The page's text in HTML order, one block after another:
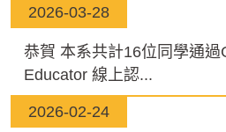
恭賀 本系共計16位同學通過
Educator 線上認...
2026-03-28
2026-02-24